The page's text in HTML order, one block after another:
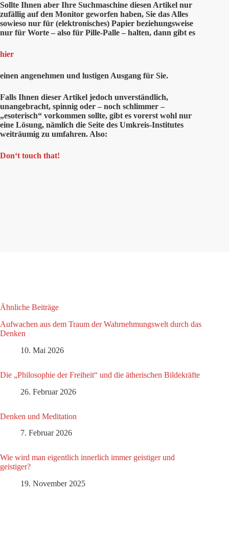
Sollte Ihnen aber Ihre Suchmaschine diesen Artikel nur
zufällig auf den Monitor geworfen haben, Sie das Alles
sowieso nur für (elektronisches) Papier beziehungsweise
nur für Worte – also für Pille-Palle – halten, dann gibt es
hier
einen angenehmen und lustigen Ausgang für Sie.
Falls Ihnen dieser Artikel jedoch unverständlich,
unangebracht, spinnig oder – noch schlimmer –
„esoterisch“ vorkommen sollte, gibt es vorerst wohl nur
eine Lösung, nämlich die Seite des Umkreis-Institutes
weiträumig zu umfahren. Also:
Don‘t touch that!
Ähnliche Beiträge
Aufwachen aus dem Traum der Wahrnehmungswelt durch das
Denken
10. Mai 2026
Die „Philosophie der Freiheit“ und die ätherischen Bildekräfte
26. Februar 2026
Denken und Meditation
7. Februar 2026
Wie wird man eigentlich innerlich immer geistiger und
geistiger?
19. November 2025